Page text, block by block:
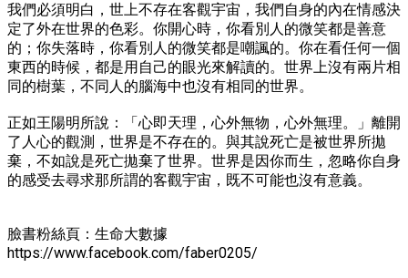
我們必須明白，世上不存在客觀宇宙，我們自身的內在情感決
定了外在世界的色彩。你開心時，你看別人的微笑都是善意
的；你失落時，你看別人的微笑都是嘲諷的。你在看任何一個
東西的時候，都是用自己的眼光來解讀的。世界上沒有兩片相
同的樹葉，不同人的腦海中也沒有相同的世界。
正如王陽明所說：「心即天理，心外無物，心外無理。」離開
了人心的觀測，世界是不存在的。與其說死亡是被世界所拋
棄，不如說是死亡拋棄了世界。世界是因你而生，忽略你自身
的感受去尋求那所謂的客觀宇宙，既不可能也沒有意義。
臉書粉絲頁：生命大數據
https://www.facebook.com/faber0205/